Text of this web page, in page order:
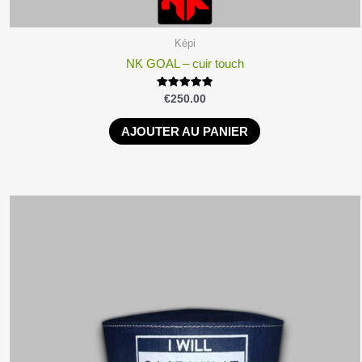
Képi
NK GOAL – cuir touch
Note
sur 5
€250.00
AJOUTER AU PANIER